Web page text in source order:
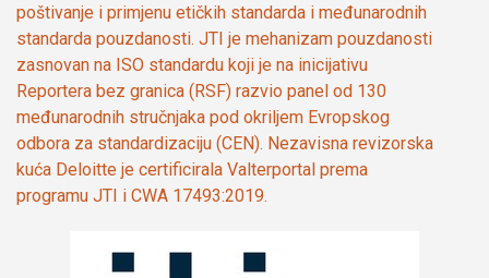
poštivanje i primjenu etičkih standarda i međunarodnih
standarda pouzdanosti. JTI je mehanizam pouzdanosti
zasnovan na ISO standardu koji je na inicijativu
Reportera bez granica (RSF) razvio panel od 130
međunarodnih stručnjaka pod okriljem Evropskog
odbora za standardizaciju (CEN). Nezavisna revizorska
kuća Deloitte je certificirala Valterportal prema
programu JTI i CWA 17493:2019.